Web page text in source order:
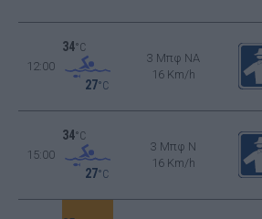
12:00
34°C
27°C
3 Μπφ NA
16 Km/h
15:00
34°C
27°C
3 Μπφ N
16 Km/h